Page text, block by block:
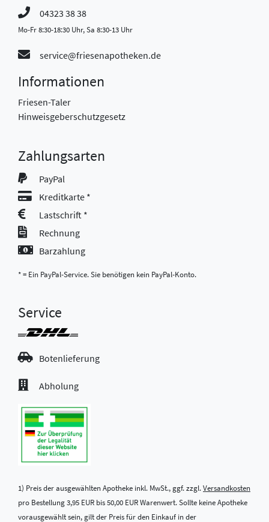
04323 38 38
Mo-Fr 8:30-18:30 Uhr, Sa 8:30-13 Uhr
service@friesenapotheken.de
Informationen
Friesen-Taler
Hinweisgeberschutzgesetz
Zahlungsarten
PayPal
Kreditkarte *
Lastschrift *
Rechnung
Barzahlung
* = Ein PayPal-Service. Sie benötigen kein PayPal-Konto.
Service
Botenlieferung
Abholung
1) Preis der ausgewählten Apotheke inkl. MwSt., ggf. zzgl.Versandkosten
pro Bestellung 3,95 EUR bis 50,00 EUR Warenwert. Sollte keine Apotheke
vorausgewählt sein, gilt der Preis für den Einkauf in der